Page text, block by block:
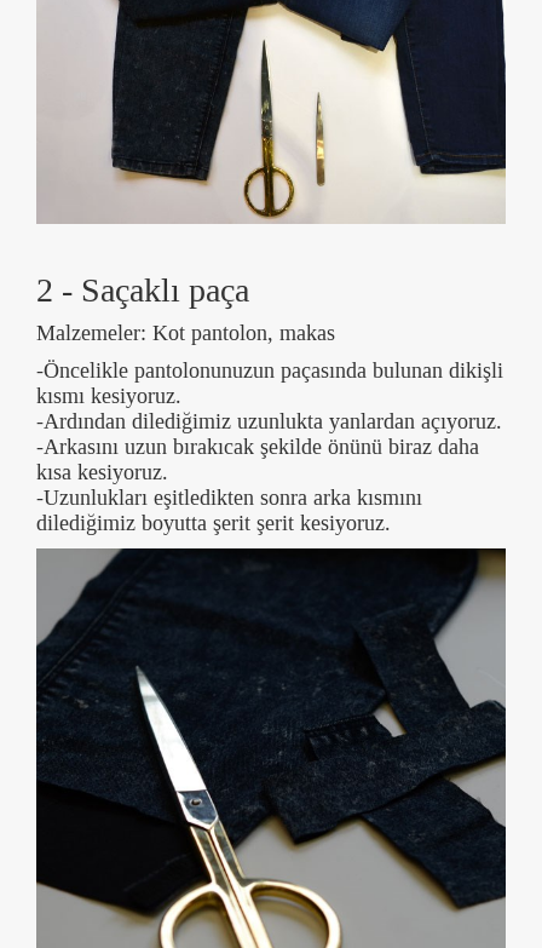
2 - Saçaklı paça
Malzemeler: Kot pantolon, makas
-Öncelikle pantolonunuzun paçasında bulunan dikişli
kısmı kesiyoruz.
-Ardından dilediğimiz uzunlukta yanlardan açıyoruz.
-Arkasını uzun bırakıcak şekilde önünü biraz daha
kısa kesiyoruz.
-Uzunlukları eşitledikten sonra arka kısmını
dilediğimiz boyutta şerit şerit kesiyoruz.